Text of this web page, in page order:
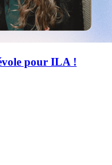
pour ILA !